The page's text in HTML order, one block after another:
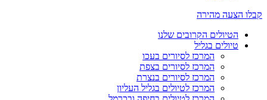
קבלו הצעה מהירה
הטיולים הקרובים שלנו
טיולים בגליל
המרכז לסיורים בעכו
המרכז לסיורים בצפת
המרכז לסיורים בנצרת
המרכז לטיולים בגליל העליון